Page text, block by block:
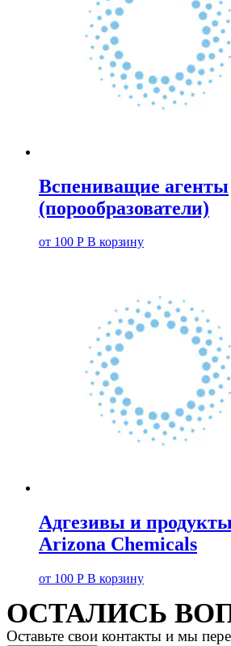
Вспениващие агенты
(порообразователи)
от 100 Р В корзину
Адгезивы и
Arizona Chemicals
от 100 Р В корзину
ОСТАЛИСЬ
Оставьте свои контакты и мы